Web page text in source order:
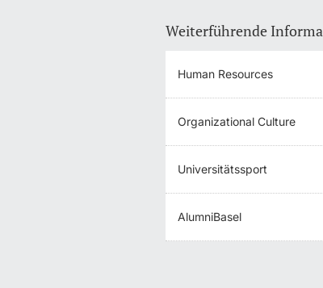
Weiterführende
Human Resources
Organizational Culture
Universitätssport
AlumniBasel